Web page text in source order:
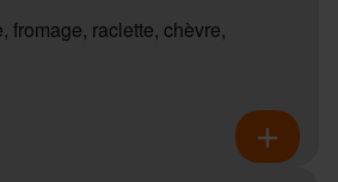
fromage, raclette, chèvre,